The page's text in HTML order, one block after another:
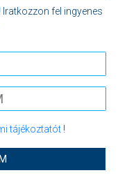
fel ingyenes
tájékoztatót!